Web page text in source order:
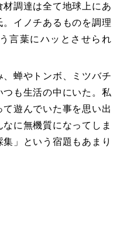
調達は全て地球上にあ
イノチあるものを調理
言葉にハッとさせられ
蝉やトンボ、ミツバチ
も生活の中にいた。私
遊んでいた事を思い出
に無機質になってしま
」という宿題もあまり